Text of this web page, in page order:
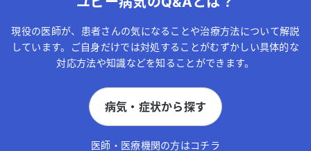
現役の医師が、患者さんの気になることや治療方法について解説
しています。ご自身だけでは対処することがむずかしい具体的な
対応方法や知識などを知ることができます。
病気・症状から探す
医師・医療機関の方はコチラ